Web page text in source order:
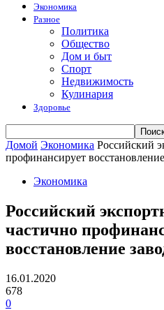
Экономика
Разное
Политика
Общество
Дом и быт
Спорт
Недвижимость
Кулинария
Здоровье
Домой Экономика Российский
профинансирует
Экономика
Российский
частично
восстановление
16.01.2020
678
0